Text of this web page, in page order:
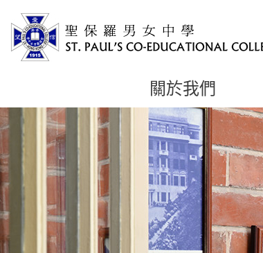
關於我們
主
内
容
開
始